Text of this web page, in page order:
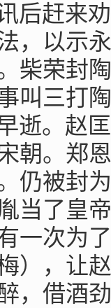
后赶来
，以示
柴荣封
叫三打
逝。赵
朝。郑
仍被封
当了皇
一次为
），让
，借酒